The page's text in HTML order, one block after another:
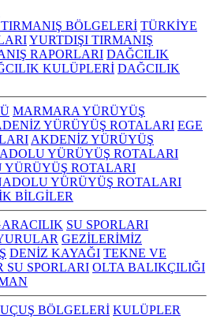
BÖLGELERİ TÜRKİYE
YURTDIŞI TIRMANIŞ
RAPORLARI DAĞCILIK
KULÜPLERİ DAĞCILIK
MARMARA YÜRÜYÜŞ
YÜRÜYÜŞ ROTALARI EGE
AKDENİZ YÜRÜYÜŞ
YÜRÜYÜŞ ROTALARI
YÜRÜYÜŞ ROTALARI
YÜRÜYÜŞ ROTALARI
BİLGİLER
SU SPORLARI
GEZİLERİMİZ
DENİZ KAYAĞI TEKNE VE
SU SPORLARI OLTA BALIKÇILIĞI
UÇUŞ BÖLGELERİ KULÜPLER